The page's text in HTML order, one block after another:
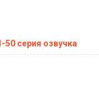
50 серия озвучка